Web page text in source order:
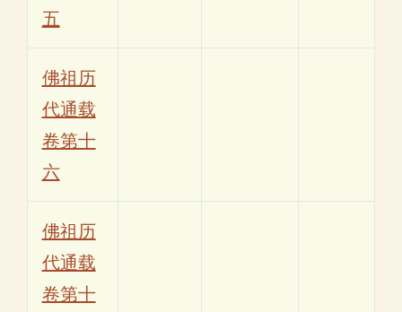
五
佛祖历
代通载
卷第十
六
佛祖历
代通载
卷第十